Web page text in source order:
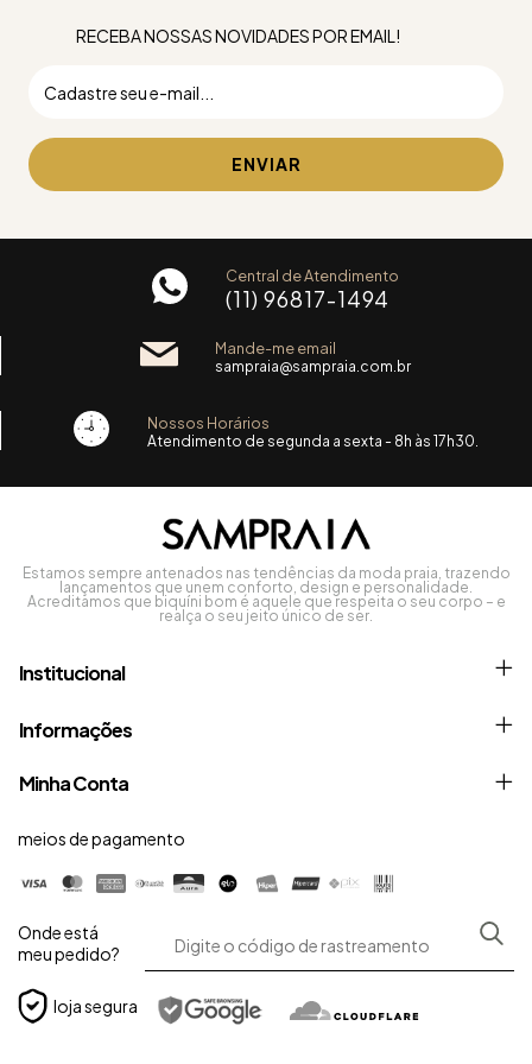
RECEBA NOSSAS NOVIDADES POR EMAIL!
Central de Atendimento
(11) 96817-1494
Mande-me email
sampraia@sampraia.com.br
Nossos Horários
Atendimento de segunda a sexta - 8h às 17h30.
Estamos sempre antenados nas tendências da moda praia, trazendo
lançamentos que unem conforto, design e personalidade.
Acreditamos que biquíni bom é aquele que respeita o seu corpo – e
realça o seu jeito único de ser.
Institucional
Informações
Minha Conta
meios de pagamento
Onde está
meu pedido?
loja segura